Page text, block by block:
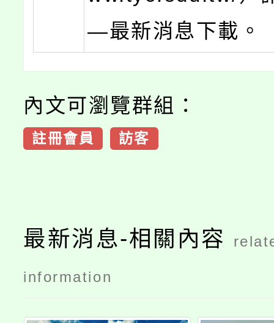
—最新消息下載。
內文可瀏覽群組：
註冊會員 訪客
最新消息-相關內容
information